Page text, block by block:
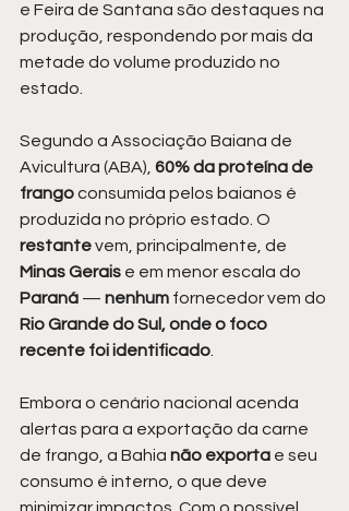
e Feira de Santana são destaques na
produção, respondendo por mais da
metade do volume produzido no
estado.
Segundo a Associação Baiana de
Avicultura (ABA), 60% da proteína de
frango consumida pelos baianos é
produzida no próprio estado. O
restante vem, principalmente, de
Minas Gerais e em menor escala do
Paraná — nenhum fornecedor vem do
Rio Grande do Sul, onde o foco
recente foi identificado.
Embora o cenário nacional acenda
alertas para a exportação da carne
de frango, a Bahia não exporta e seu
consumo é interno, o que deve